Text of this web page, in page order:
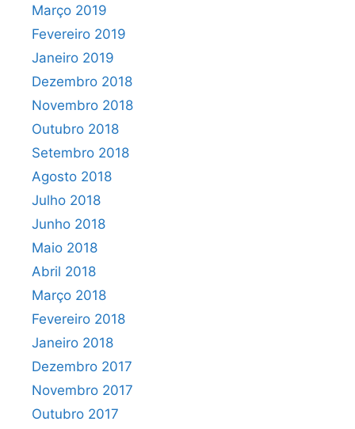
Março 2019
Fevereiro 2019
Janeiro 2019
Dezembro 2018
Novembro 2018
Outubro 2018
Setembro 2018
Agosto 2018
Julho 2018
Junho 2018
Maio 2018
Abril 2018
Março 2018
Fevereiro 2018
Janeiro 2018
Dezembro 2017
Novembro 2017
Outubro 2017